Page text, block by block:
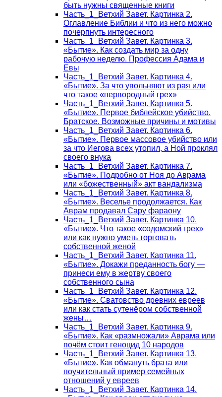
быть нужны священные книги
Часть_1_Ветхий Завет. Картинка 2.
Оглавление Библии и что из него можно
почерпнуть интересного
Часть_1_Ветхий Завет. Картинка 3.
«Бытие». Как создать мир за одну
рабочую неделю. Профессия Адама и
Евы
Часть_1_Ветхий Завет. Картинка 4.
«Бытие». За что увольняют из рая или
что такое «первородный грех»
Часть_1_Ветхий Завет. Картинка 5.
«Бытие». Первое библейское убийство.
Братское. Возможные причины и мотивы
Часть_1_Ветхий Завет. Картинка 6.
«Бытие». Первое массовое убийство или
за что Иегова всех утопил, а Ной проклял
своего внука
Часть_1_Ветхий Завет. Картинка 7.
«Бытие». Подробно от Ноя до Аврама
или «божественный» акт вандализма
Часть_1_Ветхий Завет. Картинка 8.
«Бытие». Веселье продолжается. Как
Аврам продавал Сару фараону
Часть_1_Ветхий Завет. Картинка 10.
«Бытие». Что такое «содомский грех»
или как нужно уметь торговать
собственной женой
Часть_1_Ветхий Завет. Картинка 11.
«Бытие». Докажи преданность богу —
принеси ему в жертву своего
собственного сына
Часть_1_Ветхий Завет. Картинка 12.
«Бытие». Сватовство древних евреев
или как стать сутенёром собственной
жены…
Часть_1_Ветхий Завет. Картинка 9.
«Бытие». Как «размножали» Аврама или
почём стоит геноцид 10 народов
Часть_1_Ветхий Завет. Картинка 13.
«Бытие». Как обмануть брата или
поучительный пример семейных
отношений у евреев
Часть_1_Ветхий Завет. Картинка 14.